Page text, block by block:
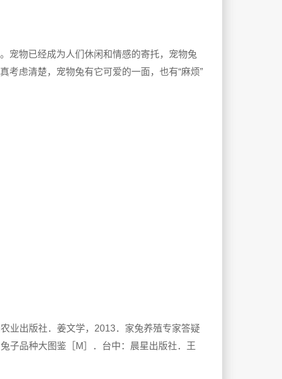
宠物已经成为人们休闲和情感的寄托，宠物兔
考虑清楚，宠物兔有它可爱的一面，也有“麻烦”
业出版社．姜文学，2013．家兔养殖专家答疑
子品种大图鉴［M］．台中：晨星出版社．王